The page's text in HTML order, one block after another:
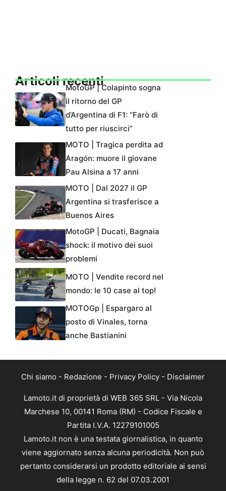
Articoli recentiMotoGP | Colapinto sogna
il ritorno del GP
d’Argentina di F1: “Farò di
tutto per riuscirci”
MOTO | Tragica perdita ad
Aragón: muore il giovane
Pau Alsina a 17 anni
MOTO | Dal 2027 il GP
Argentina si trasferisce a
Buenos Aires
MotoGP | Ducati, Bagnaia
shock: il motivo dei suoi
problemi
MOTO | Vendite record nel
mondo: le 10 case al top!
MOTOGp | Espargaro al
posto di Vinales, torna
anche Bastianini
Chi siamo - Redazione - Privacy Policy - Disclaimer
Lamoto.it di proprietà di WEB 365 SRL - Via Nicola
Marchese 10, 00141 Roma (RM) - Codice Fiscale e
Partita I.V.A. 12279101005
Lamoto.it non è una testata giornalistica, in quanto
viene aggiornato senza alcuna periodicità. Non può
pertanto considerarsi un prodotto editoriale ai sensi
della legge n. 62 del 07.03.2001